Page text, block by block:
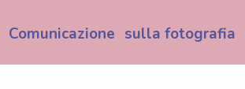
Comunicazione sulla fotografia